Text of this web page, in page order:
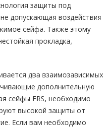
защиты под
допускающая воздействия
сейфа. Также этому
прокладка,
два взаимозависимых
дополнительную
сейфы FRS, необходимо
высокой защиты от
Если вам необходимо